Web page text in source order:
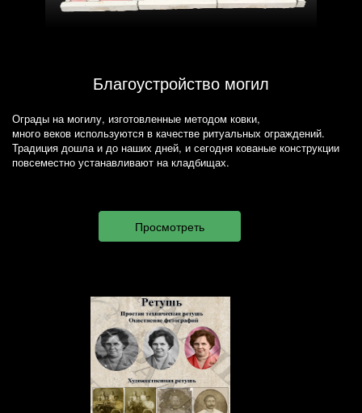
Благоустройство могил
Ограды на могилу, изготовленные методом ковки,
много веков используются в качестве ритуальных ограждений.
Традиция дошла и до наших дней, и сегодня кованые конструкции
повсеместно устанавливают на кладбищах.